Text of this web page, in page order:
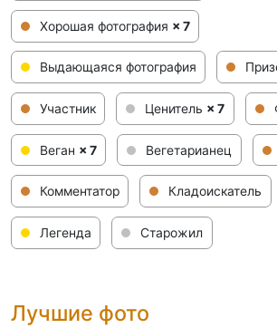
Хорошая фотография × 7
Выдающаяся фотография
Участник Ценитель × 7
Веган × 7 Вегетарианец
Комментатор Кладоискатель
Легенда Старожил
Лучшие фото